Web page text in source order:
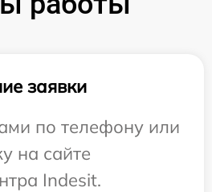
заявки
по телефону или
на сайте
Indesit.